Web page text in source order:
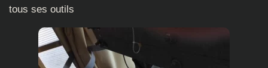
tous ses outils